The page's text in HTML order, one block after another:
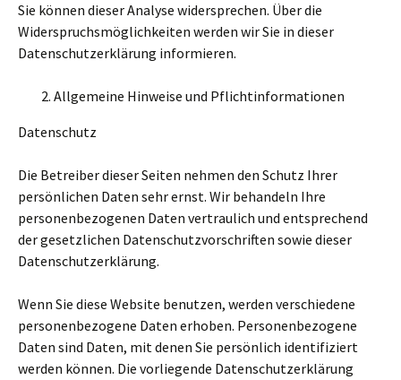
Sie können dieser Analyse widersprechen. Über die
Widerspruchsmöglichkeiten werden wir Sie in dieser
Datenschutzerklärung informieren.
Allgemeine Hinweise und Pflichtinformationen
Datenschutz
Die Betreiber dieser Seiten nehmen den Schutz Ihrer
persönlichen Daten sehr ernst. Wir behandeln Ihre
personenbezogenen Daten vertraulich und entsprechend
der gesetzlichen Datenschutzvorschriften sowie dieser
Datenschutzerklärung.
Wenn Sie diese Website benutzen, werden verschiedene
personenbezogene Daten erhoben. Personenbezogene
Daten sind Daten, mit denen Sie persönlich identifiziert
werden können. Die vorliegende Datenschutzerklärung